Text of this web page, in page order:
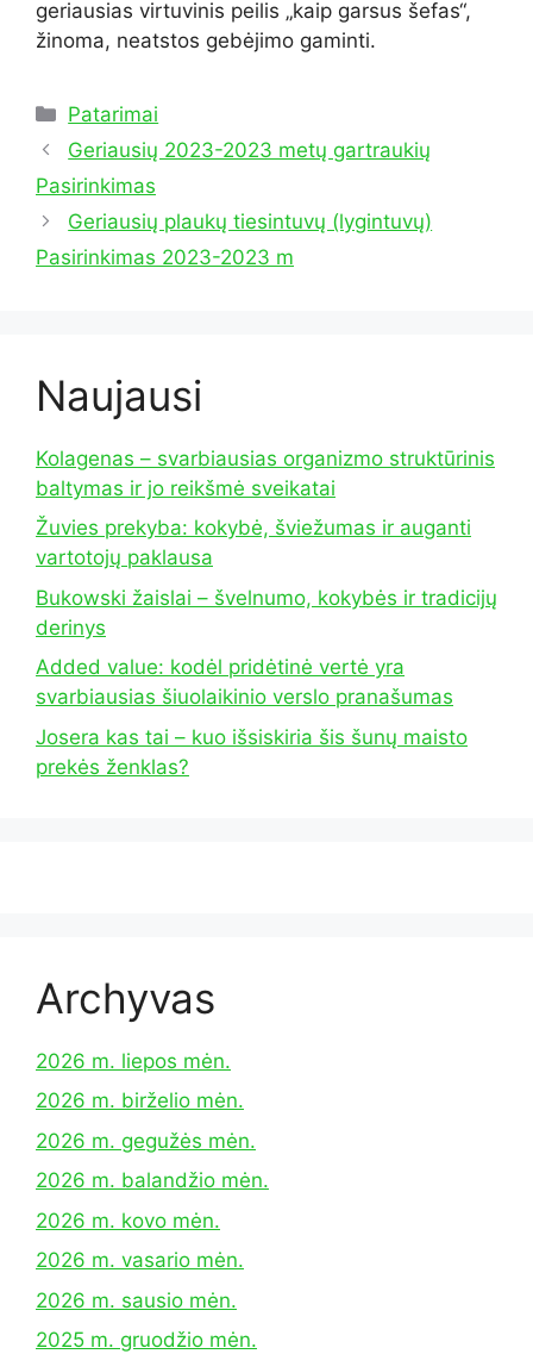
geriausias virtuvinis peilis „kaip garsus šefas“,
žinoma, neatstos gebėjimo gaminti.
Kategorijos
Patarimai
Geriausių 2023-2023 metų gartraukių
Pasirinkimas
Geriausių plaukų tiesintuvų (lygintuvų)
Pasirinkimas 2023-2023 m
Naujausi
Kolagenas – svarbiausias organizmo struktūrinis
baltymas ir jo reikšmė sveikatai
Žuvies prekyba: kokybė, šviežumas ir auganti
vartotojų paklausa
Bukowski žaislai – švelnumo, kokybės ir tradicijų
derinys
Added value: kodėl pridėtinė vertė yra
svarbiausias šiuolaikinio verslo pranašumas
Josera kas tai – kuo išsiskiria šis šunų maisto
prekės ženklas?
Archyvas
2026 m. liepos mėn.
2026 m. birželio mėn.
2026 m. gegužės mėn.
2026 m. balandžio mėn.
2026 m. kovo mėn.
2026 m. vasario mėn.
2026 m. sausio mėn.
2025 m. gruodžio mėn.